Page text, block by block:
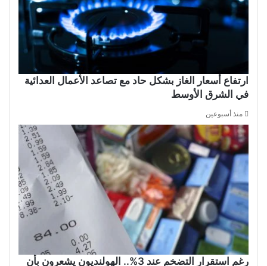
ارتفاع أسعار الغاز بشكل حاد مع تصاعد الأعمال العدائية
في الشرق الأوسط
منذ أسبوعين
رغم استقرار التضخم عند 3%.. الهولنديون يشعرون بأن